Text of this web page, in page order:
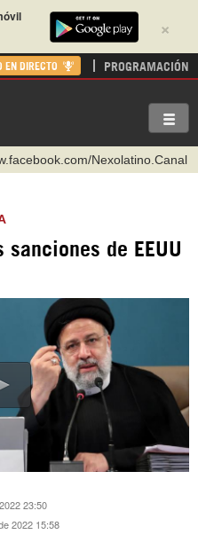
×
EN DIRECTO PROGRAMACIÓN
Nexolatino.Canal
nexo_latino
hispantvcanal
c/hispantv
como: hispan_tv
sanciones de EEUU
23:50
2022 15:58